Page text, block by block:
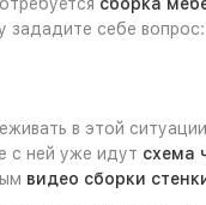
зададите себе
в этой
с ней уже идут схема
видео сборки